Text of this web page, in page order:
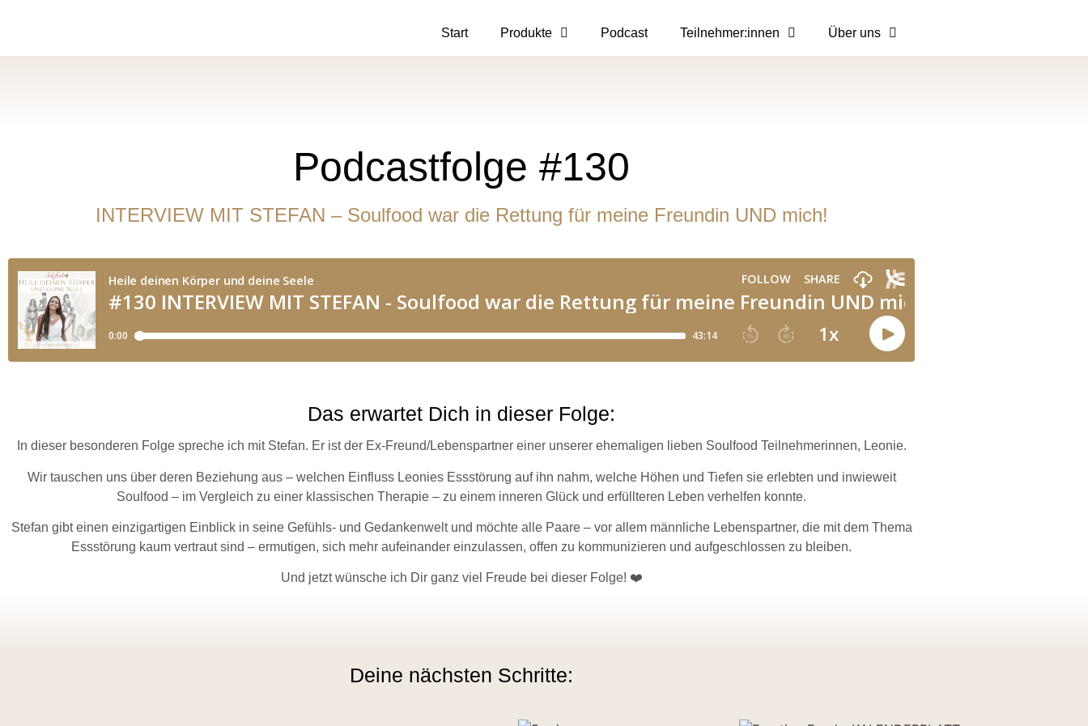
Start Produkte Podcast Teilnehmer:innen Über uns
Podcastfolge #130
INTERVIEW MIT STEFAN – Soulfood war die Rettung für meine Freundin UND mich!
Das erwartet Dich in dieser Folge:
In dieser besonderen Folge spreche ich mit Stefan. Er ist der Ex-Freund/Lebenspartner einer unserer ehemaligen lieben Soulfood Teilnehmerinnen, Leonie.
Wir tauschen uns über deren Beziehung aus – welchen Einfluss Leonies Essstörung auf ihn nahm, welche Höhen und Tiefen sie erlebten und inwieweit
Soulfood – im Vergleich zu einer klassischen Therapie – zu einem inneren Glück und erfüllteren Leben verhelfen konnte.
Stefan gibt einen einzigartigen Einblick in seine Gefühls- und Gedankenwelt und möchte alle Paare – vor allem männliche Lebenspartner, die mit dem Thema
Essstörung kaum vertraut sind – ermutigen, sich mehr aufeinander einzulassen, offen zu kommunizieren und aufgeschlossen zu bleiben.
Und jetzt wünsche ich Dir ganz viel Freude bei dieser Folge! ❤️
Deine nächsten Schritte: